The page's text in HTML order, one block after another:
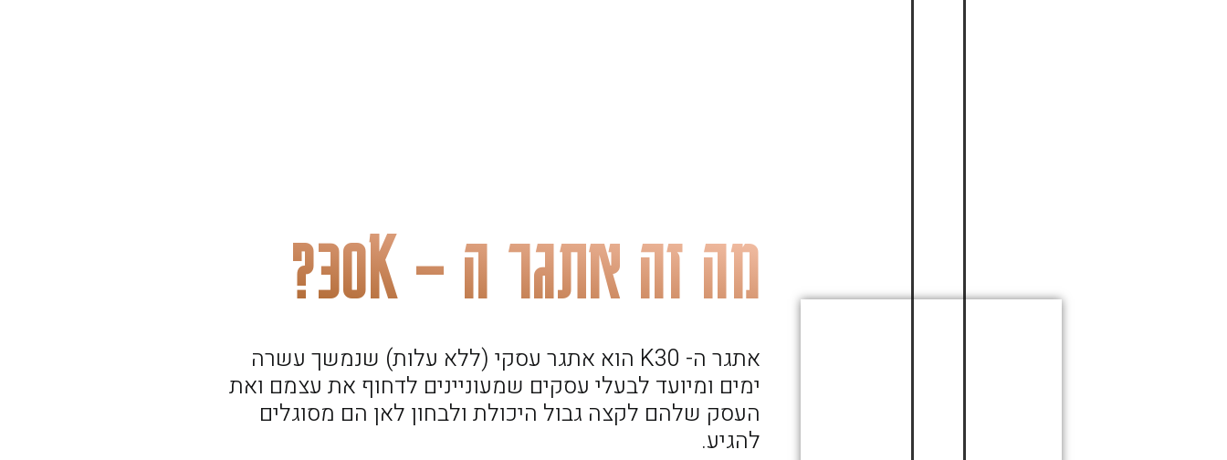
מה זה אתגר ה – 30K?
אתגר ה- K30 הוא אתגר עסקי (ללא עלות) שנמשך עשרה
ימים ומיועד לבעלי עסקים שמעוניינים לדחוף את עצמם ואת
העסק שלהם לקצה גבול היכולת ולבחון לאן הם מסוגלים
להגיע.